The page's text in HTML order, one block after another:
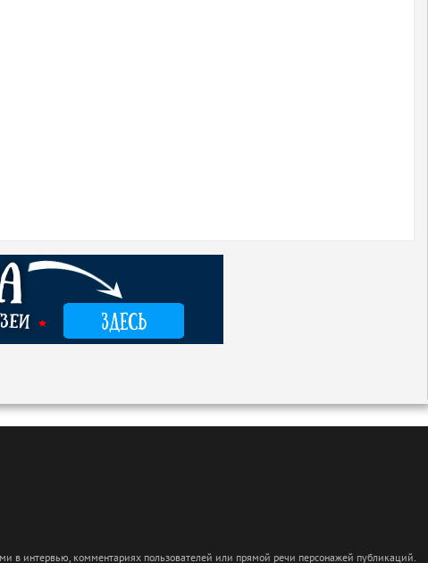
в интервью, комментариях пользователей или прямой речи персонажей публикаций.